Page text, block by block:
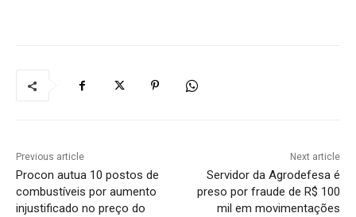
Previous article
Procon autua 10 postos de
combustíveis por aumento
injustificado no preço do
Next article
Servidor da Agrodefesa é
preso por fraude de R$ 100
mil em movimentações